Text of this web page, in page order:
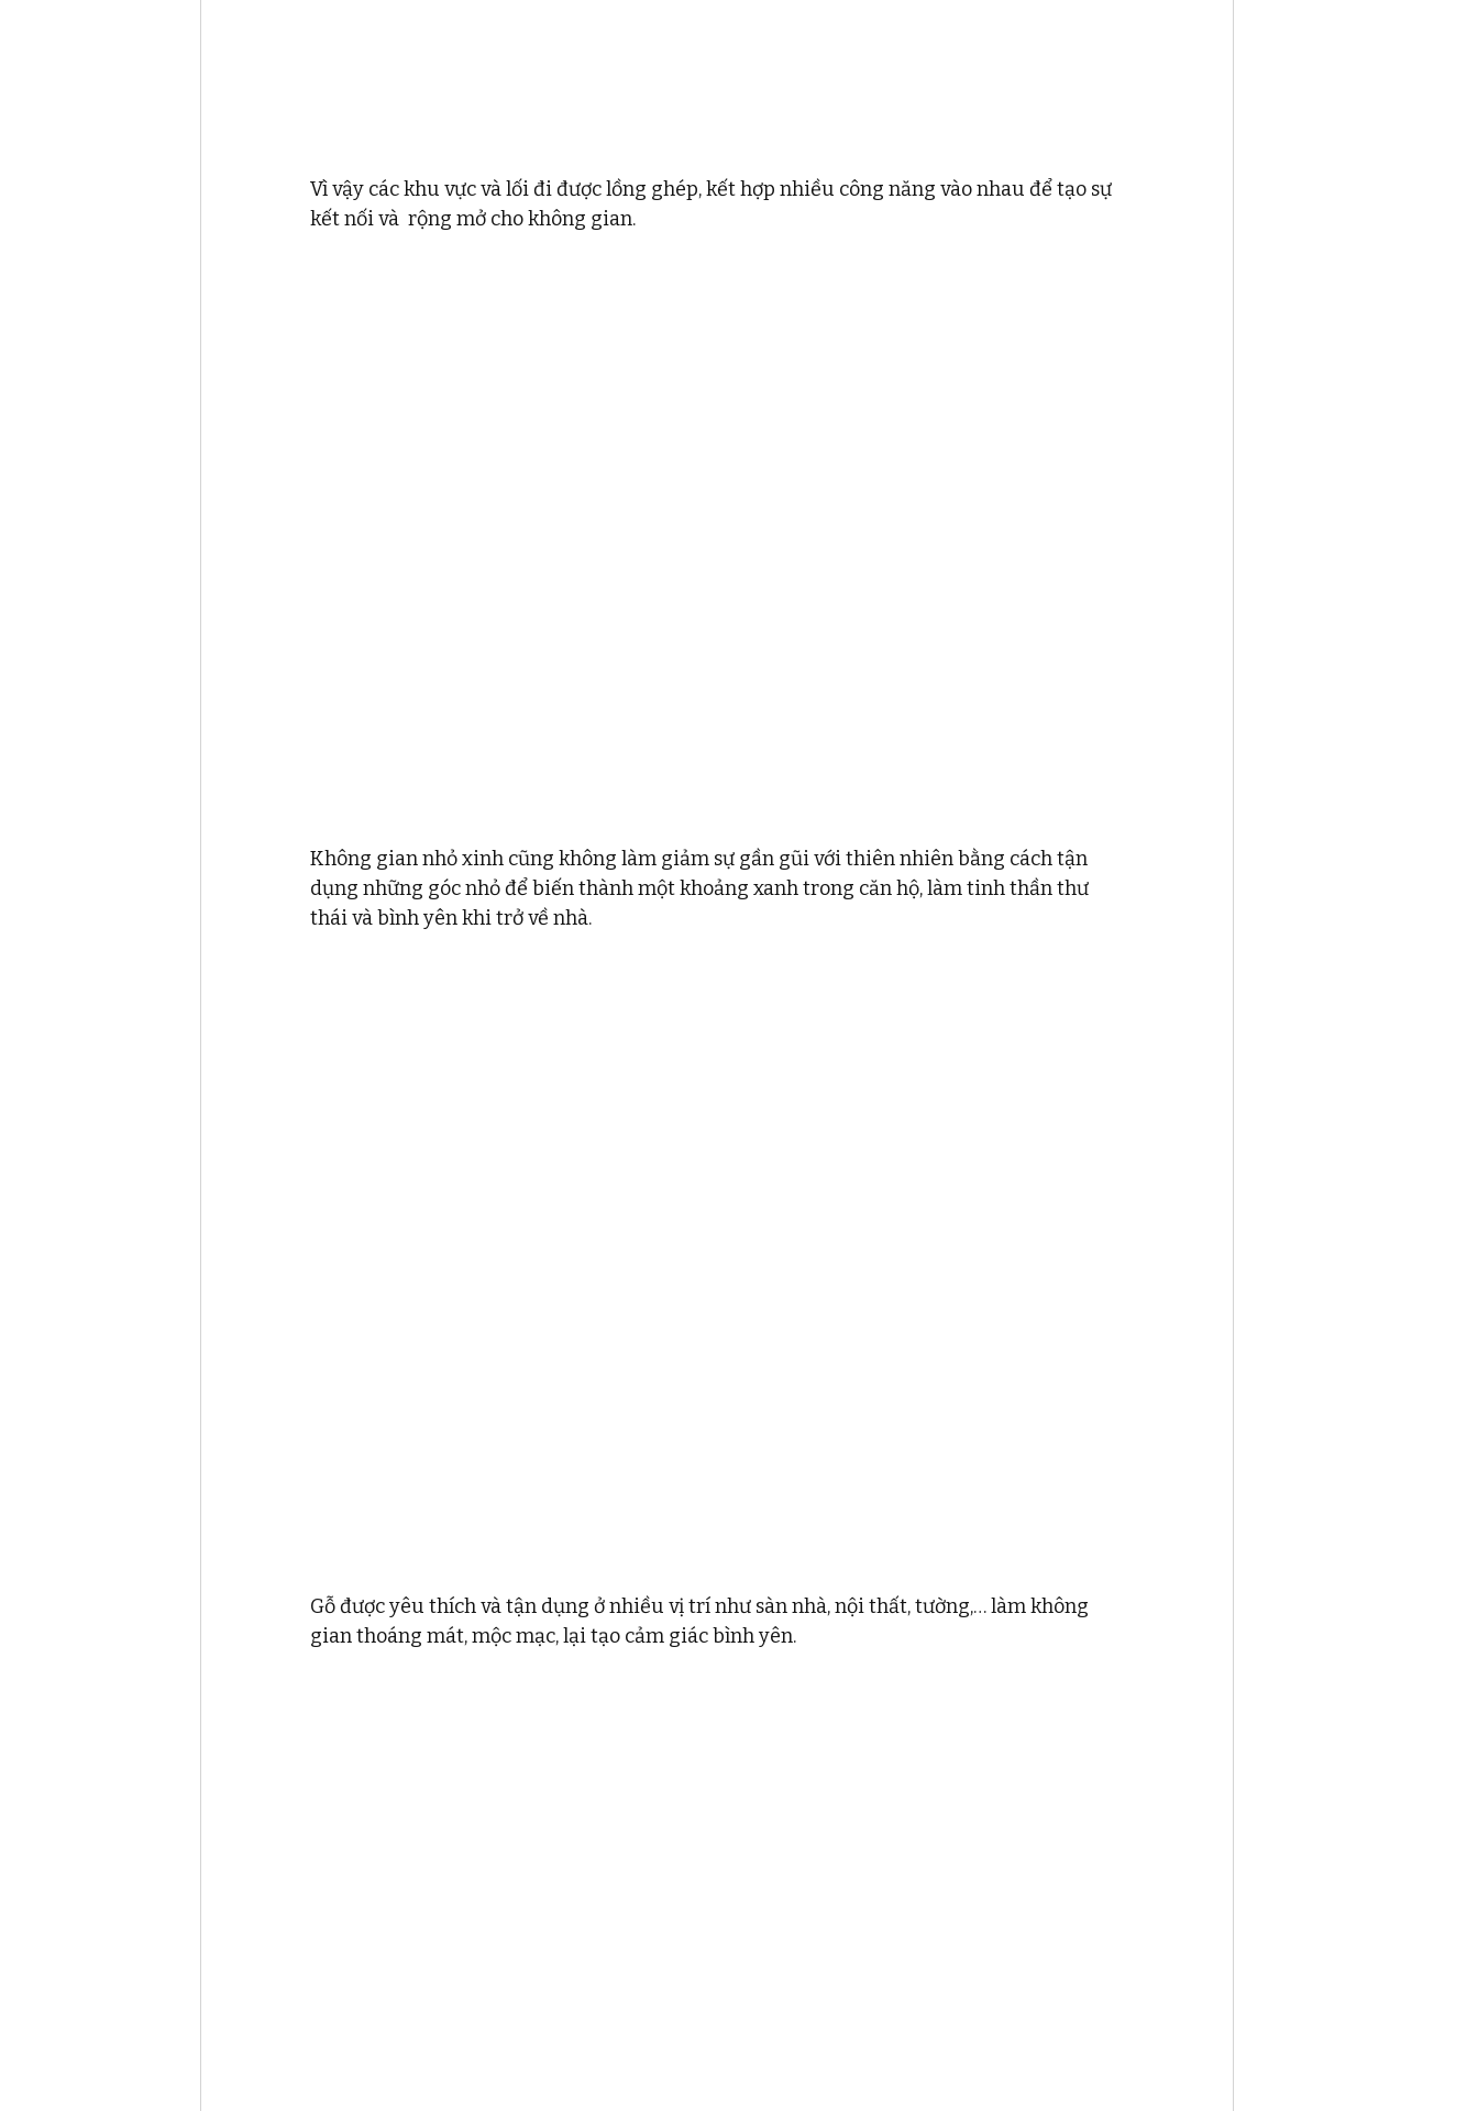
Vì vậy các khu vực và lối đi được lồng ghép, kết hợp nhiều công năng vào nhau để tạo sự
kết nối và  rộng mở cho không gian.
Không gian nhỏ xinh cũng không làm giảm sự gần gũi với thiên nhiên bằng cách tận
dụng những góc nhỏ để biến thành một khoảng xanh trong căn hộ, làm tinh thần thư
thái và bình yên khi trở về nhà.
Gỗ được yêu thích và tận dụng ở nhiều vị trí như sàn nhà, nội thất, tường,… làm không
gian thoáng mát, mộc mạc, lại tạo cảm giác bình yên.